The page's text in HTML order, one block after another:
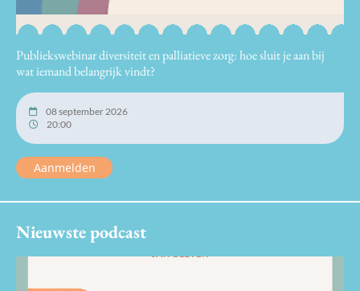
Publiekswebinar diversiteit en palliatieve zorg: hoe sluit je aan bij
wat iemand belangrijk vindt?
08 september 2026
20:00
Aanmelden
Nieuwste podcast